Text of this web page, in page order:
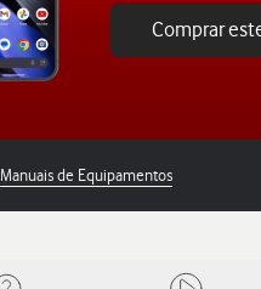
Comprar
Manuais de Equipamentos